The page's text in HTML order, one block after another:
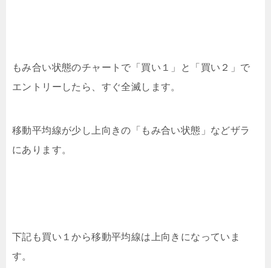
もみ合い状態のチャートで「買い１」と「買い２」で
エントリーしたら、すぐ全滅します。
移動平均線が少し上向きの「もみ合い状態」などザラ
にあります。
下記も買い１から移動平均線は上向きになっていま
す。